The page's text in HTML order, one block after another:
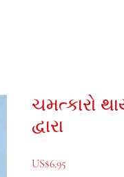
ચમત્કારો
દ્વારા
US$6.95